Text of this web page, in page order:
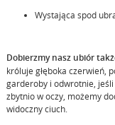
Wystająca spod
Dobierzmy nasz ubiór
króluje głęboka czerwień,
garderoby i odwrotnie,
zbytnio w oczy, możemy
widoczny ciuch.